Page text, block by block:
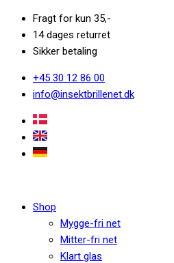
Fragt for kun 35,-
14 dages returret
Sikker betaling
+45 30 12 86 00
info@insektbrillenet.dk
Shop
Mygge-fri net
Mitter-fri net
Klart glas